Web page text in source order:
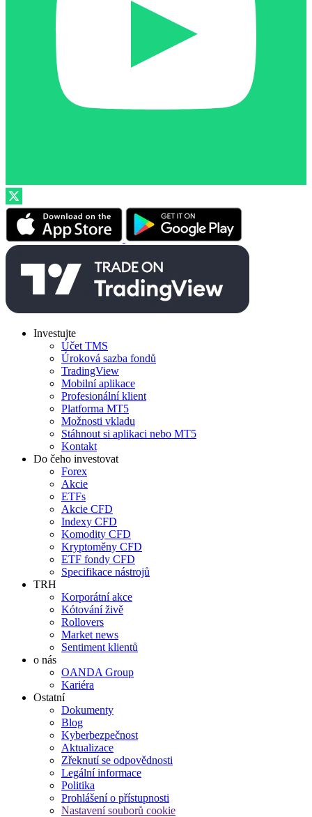
Investujte
Účet TMS
Úroková sazba fondů
TradingView
Mobilní aplikace
Profesionální klient
Platforma MT5
Možnosti vkladu
Stáhnout si aplikaci nebo MT5
Kontakt
Do čeho investovat
Forex
Akcie
ETFs
Akcie CFD
Indexy CFD
Komodity CFD
Kryptoměny CFD
ETF fondy CFD
Specifikace nástrojů
TRH
Korporátní akce
Kótování živě
Rollovers
Market news
Sentiment klientů
o nás
OANDA Group
Kariéra
Ostatní
Dokumenty
Blog
Kyberbezpečnost
Aktualizace
Zřeknutí se odpovědnosti
Legální informace
Politika
Prohlášení o přístupnosti
Nastavení souborů cookie